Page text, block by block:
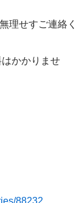
理せすご連絡く
かかりませ
88232